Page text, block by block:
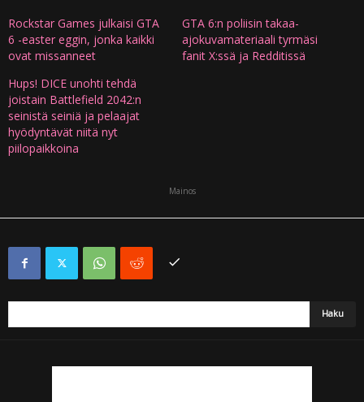
Rockstar Games julkaisi GTA
6 -easter eggin, jonka kaikki
ovat missanneet
GTA 6:n poliisin takaa-
ajokuvamateriaali tyrmäsi
fanit X:ssä ja Redditissä
Hups! DICE unohti tehdä
joistain Battlefield 2042:n
seinistä seiniä ja pelaajat
hyödyntävät niitä nyt
piilopaikkoina
Mainos